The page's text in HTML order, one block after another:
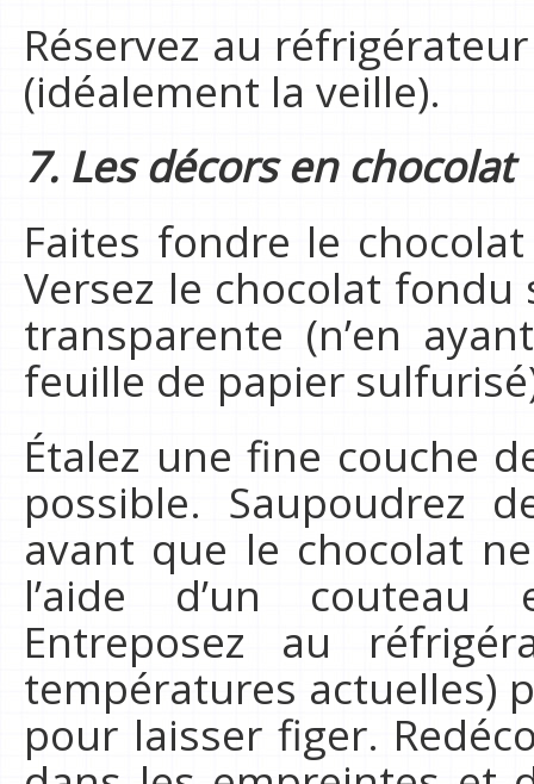
Réservez au
(idéalement la veille).
7. Les décors en chocolat
Faites fondre le
Versez le chocolat
transparente (n’en
feuille de papier
Étalez une fine couche
possible. Saupoudrez
avant que le chocolat
l’aide d’un
Entreposez au
températures actuelles)
pour laisser figer.